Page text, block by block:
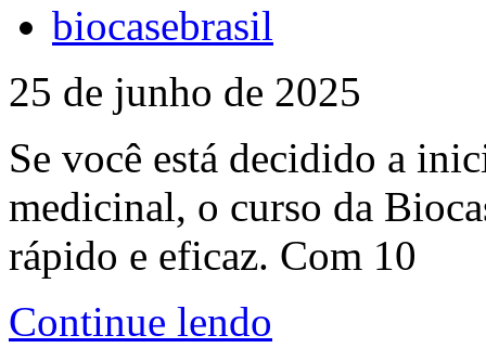
biocasebrasil
25 de junho de 2025
Se você está decidido a
medicinal, o curso da
rápido e eficaz. Com 10
Continue lendo